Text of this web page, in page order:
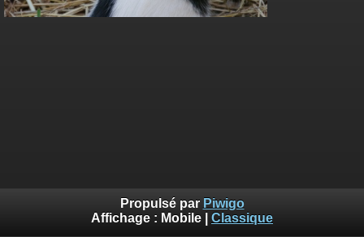
Propulsé par Piwigo
Affichage : Mobile Classique